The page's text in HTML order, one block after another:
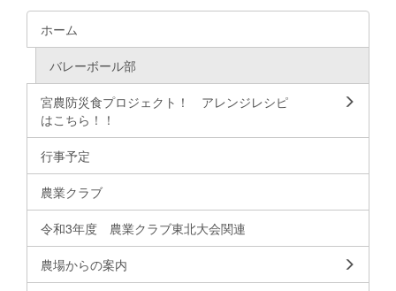
ホーム
バレーボール部
宮農防災食プロジェクト！ アレンジレシピ
はこちら！！
行事予定
農業クラブ
令和3年度 農業クラブ東北大会関連
農場からの案内